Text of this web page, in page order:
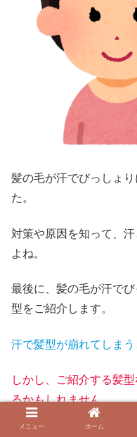
髪の毛が汗でびっしょ
た。
対策や原因を知って、
よね。
最後に、髪の毛が汗で
型をご紹介します。
汗で髪型が崩れてしま
しかし、ご紹介する髪
るかもしれません。
メニュー ホーム